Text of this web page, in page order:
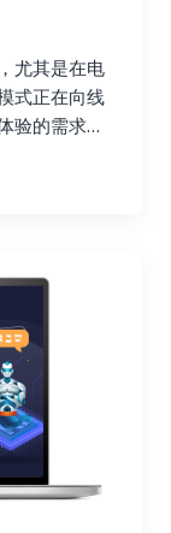
尤其是在电
式正在向线
验的需求增
仅能够避